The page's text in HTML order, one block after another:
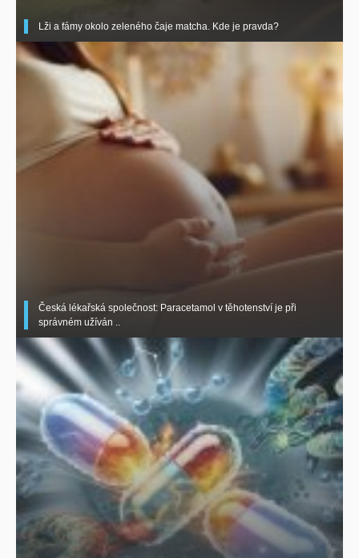
Lži a fámy okolo zeleného čaje matcha. Kde je pravda?
Česká lékařská společnost: Paracetamol v těhotenství je při
správném užíván ..